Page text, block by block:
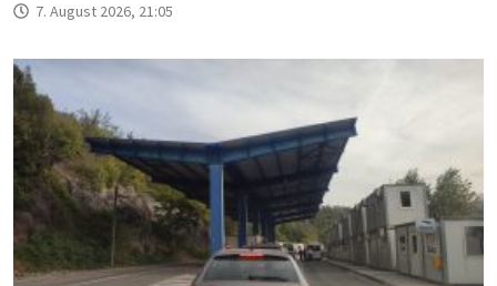
7. August 2026, 21:05